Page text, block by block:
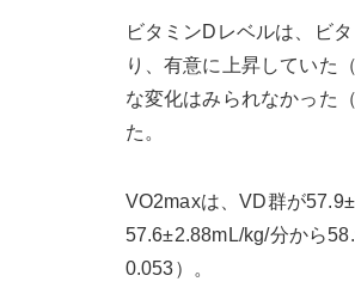
ビタミンDレベルは、ビ
り、有意に上昇していた
な変化はみられなかった
た。
VO2maxは、VD群が
57.6±2.88mL/kg/分から
0.053）。